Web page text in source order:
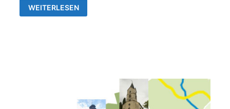
ANMELDUNG
VORKONFIRMANDEN
WEITERLESEN